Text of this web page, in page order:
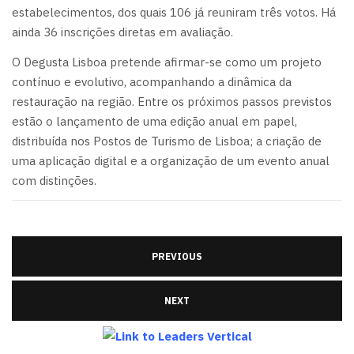
estabelecimentos, dos quais 106 já reuniram três votos. Há
ainda 36 inscrições diretas em avaliação.
O Degusta Lisboa pretende afirmar-se como um projeto
contínuo e evolutivo, acompanhando a dinâmica da
restauração na região. Entre os próximos passos previstos
estão o lançamento de uma edição anual em papel,
distribuída nos Postos de Turismo de Lisboa; a criação de
uma aplicação digital e a organização de um evento anual
com distinções.
PREVIOUS
NEXT